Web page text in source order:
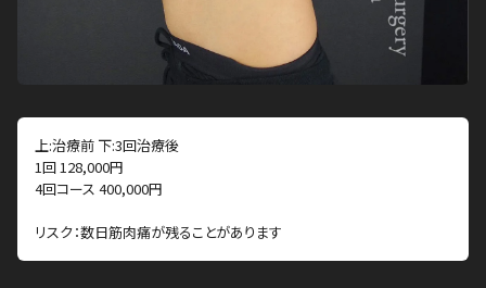
上:治療前 下:3回治療後
1回 128,000円
4回コース 400,000円
リスク：数日筋肉痛が残ることがあります